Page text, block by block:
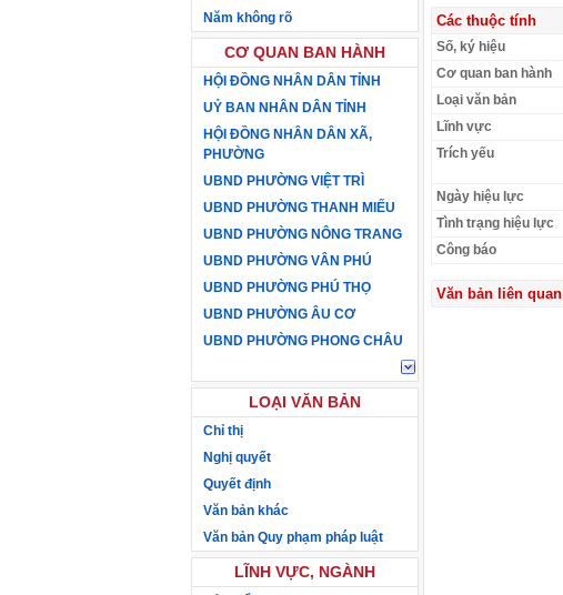
Năm không rõ
CƠ QUAN BAN HÀNH
HỘI ĐỒNG NHÂN DÂN TỈNH
UỶ BAN NHÂN DÂN TỈNH
HỘI ĐỒNG NHÂN DÂN XÃ,
PHƯỜNG
UBND PHƯỜNG VIỆT TRÌ
UBND PHƯỜNG THANH MIẾU
UBND PHƯỜNG NÔNG TRANG
UBND PHƯỜNG VÂN PHÚ
UBND PHƯỜNG PHÚ THỌ
UBND PHƯỜNG ÂU CƠ
UBND PHƯỜNG PHONG CHÂU
LOẠI VĂN BẢN
Chỉ thị
Nghị quyết
Quyết định
Văn bản khác
Văn bản Quy phạm pháp luật
LĨNH VỰC, NGÀNH
Các thuộc tính
Số, ký hiệu
Cơ quan ban hành
Loại văn bản
Lĩnh vực
Trích yếu
Ngày hiệu lực
Tình trạng hiệu lực
Công báo
Văn bản liên quan